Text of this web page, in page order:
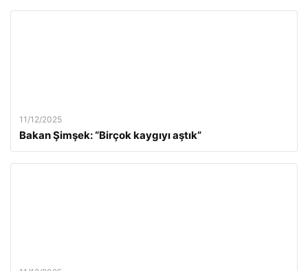
11/12/2025
Bakan Şimşek: “Birçok kaygıyı aştık”